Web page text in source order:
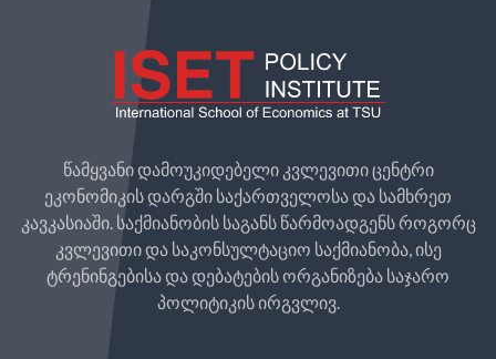
წამყვანი დამოუკიდებელი კვლევითი ცენტრი
ეკონომიკის დარგში საქართველოსა და სამხრეთ
კავკასიაში. საქმიანობის საგანს წარმოადგენს როგორც
კვლევითი და საკონსულტაციო საქმიანობა, ისე
ტრენინგებისა და დებატების ორგანიზება საჯარო
პოლიტიკის ირგვლივ.